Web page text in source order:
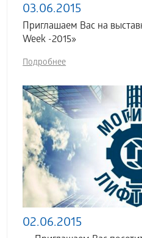
03.06.2015
Приглашаем Вас на
Week -2015»
Подробнее
02.06.2015